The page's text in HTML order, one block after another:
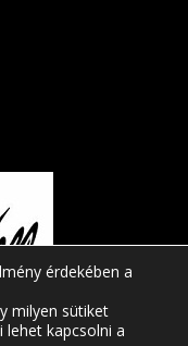
érdekében a
milyen sütiket
lehet kapcsolni a